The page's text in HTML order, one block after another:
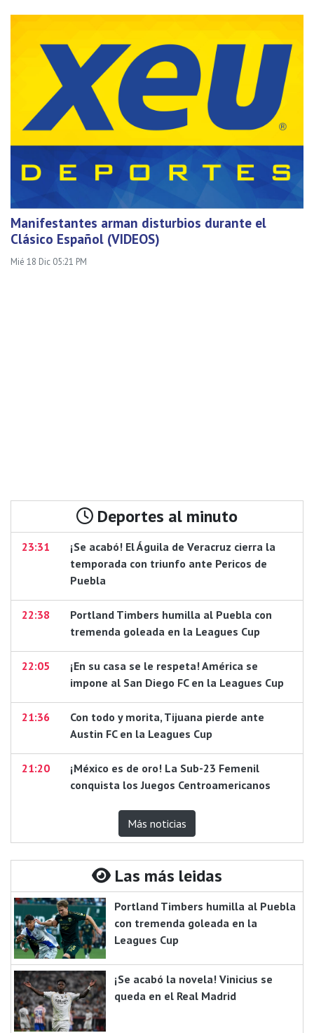
Manifestantes arman disturbios durante el
Clásico Español (VIDEOS)
Mié 18 Dic 05:21 PM
Deportes al minuto
23:31
¡Se acabó! El Águila de Veracruz cierra la
temporada con triunfo ante Pericos de
Puebla
22:38
Portland Timbers humilla al Puebla con
tremenda goleada en la Leagues Cup
22:05
¡En su casa se le respeta! América se
impone al San Diego FC en la Leagues Cup
21:36
Con todo y morita, Tijuana pierde ante
Austin FC en la Leagues Cup
21:20
¡México es de oro! La Sub-23 Femenil
conquista los Juegos Centroamericanos
Más noticias
Las más leidas
Portland Timbers humilla al Puebla
con tremenda goleada en la
Leagues Cup
¡Se acabó la novela! Vinicius se
queda en el Real Madrid